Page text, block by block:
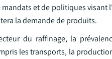
et de politiques
la demande de produits.
du raffinage, la
les transports, la